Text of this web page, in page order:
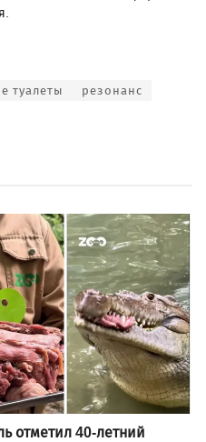
туалеты
резонанс
отметил 40-летний